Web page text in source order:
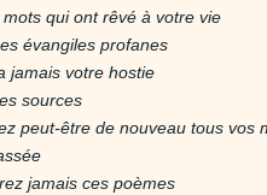
qui ont rêvé à votre vie
évangiles profanes
jamais votre hostie
sources
peut-être de nouveau tous vos
jamais ces poèmes